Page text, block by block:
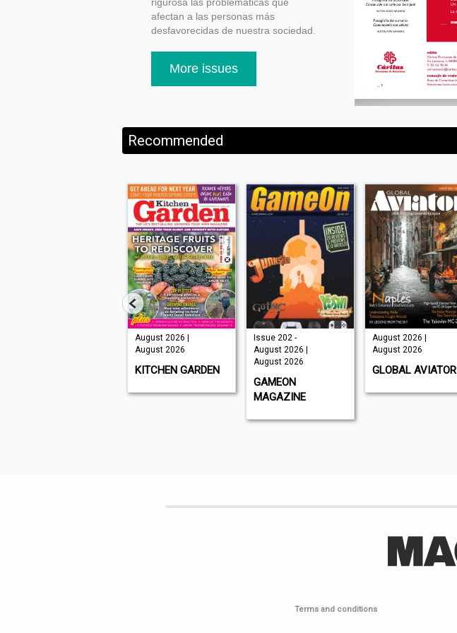
rigurosa las problemáticas que
afectan a las personas más
desfavorecidas de nuestra sociedad.
More issues
Recommended
August 2026 |
August 2026
KITCHEN GARDEN
Issue 202 -
August 2026 |
August 2026
GAMEON
MAGAZINE
August 2026 |
August 2026
GLOBAL AVIATOR
Terms and conditions